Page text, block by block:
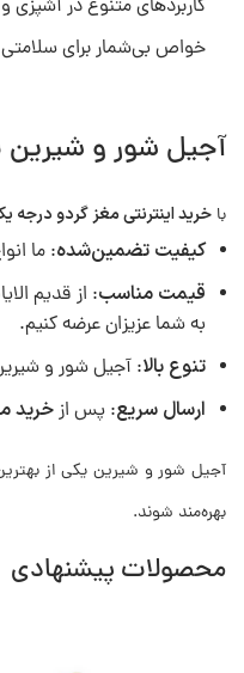
کاربردهای متنوع در آشپزی
خواص بی‌شمار برای سلامتی
آجیل شور و شیرین
با خرید اینترنتی مغز گردو درجه
کیفیت تضمین‌شده: ما
قیمت مناسب: از قدیم
به شما عزیزان عرضه کنیم.
تنوع بالا: آجیل شور و
ارسال سریع: پس ازخرید
آجیل شور و شیرین یکی از
بهره‌مند شوند.
محصولات پیشنهادی